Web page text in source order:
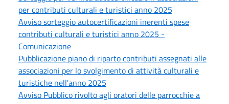
per contributi culturali e turistici anno 2025
Avviso sorteggio autocertificazioni inerenti spese
contributi culturali e turistici anno 2025 -
Comunicazione
Pubblicazione piano di riparto contributi assegnati alle
associazioni per lo svolgimento di attività culturali e
turistiche nell'anno 2025
Avviso Pubblico rivolto agli oratori delle parrocchie a